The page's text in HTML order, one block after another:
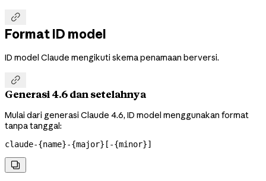

Format ID model
ID model Claude mengikuti skema penamaan berversi.

Generasi 4.6 dan setelahnya
Mulai dari generasi Claude 4.6, ID model menggunakan format
tanpa tanggal:
claude-{name}-{major}[-{minor}]
